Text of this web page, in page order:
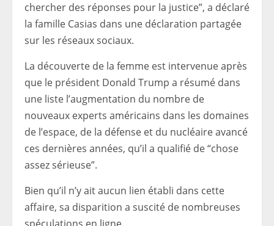
chercher des réponses pour la justice”, a déclaré
la famille Casias dans une déclaration partagée
sur les réseaux sociaux.
La découverte de la femme est intervenue après
que le président Donald Trump a résumé dans
une liste l’augmentation du nombre de
nouveaux experts américains dans les domaines
de l’espace, de la défense et du nucléaire avancé
ces dernières années, qu’il a qualifié de “chose
assez sérieuse”.
Bien qu’il n’y ait aucun lien établi dans cette
affaire, sa disparition a suscité de nombreuses